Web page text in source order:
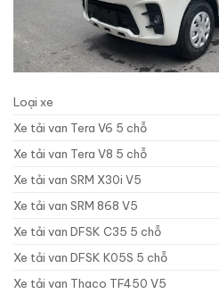
Loại xe
Xe tải van Tera V6 5 chỗ
Xe tải van Tera V8 5 chỗ
Xe tải van SRM X30i V5
Xe tải van SRM 868 V5
Xe tải van DFSK C35 5 chỗ
Xe tải van DFSK K05S 5 chỗ
Xe tải van Thaco TF450 V5